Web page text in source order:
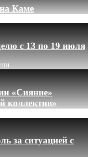
Каме
с 13 по 19 июля
«Сияние»
коллектив»
за ситуацией с